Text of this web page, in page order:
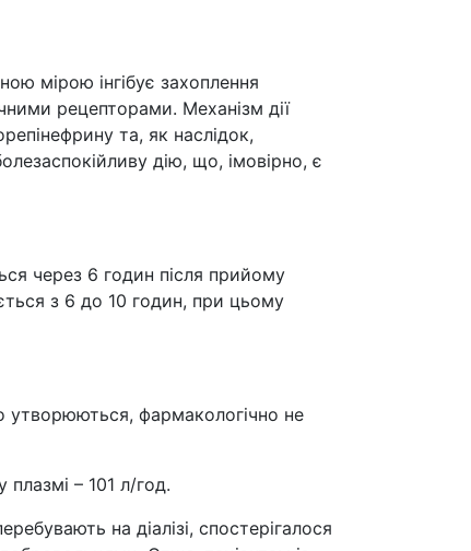
мірою інгібує захоплення
рецепторами. Механізм дії
та, як наслідок,
дію, що, імовірно, є
через 6 годин після прийому
з 6 до 10 годин, при цьому
утворюються, фармакологічно не
плазмі – 101 л/год.
на діалізі, спостерігалося